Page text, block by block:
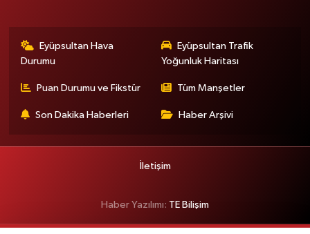
Eyüpsultan Hava
Durumu
Eyüpsultan Trafik
Yoğunluk Haritası
Puan Durumu ve Fikstür Tüm Manşetler
Son Dakika Haberleri Haber Arşivi
İletişim
Haber Yazılımı: TE Bilişim